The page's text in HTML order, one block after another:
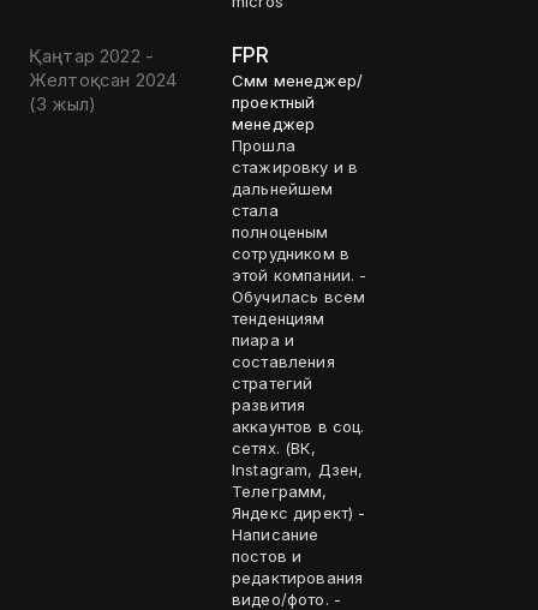
Қаңтар 2022 -
Желтоқсан 2024
(3 жыл)
FPR
Смм менеджер/
проектный
менеджер
Прошла
стажировку и в
дальнейшем
стала
полноценым
сотрудником в
этой компании. -
Обучилась всем
тенденциям
пиара и
составления
стратегий
развития
аккаунтов в соц.
сетях. (ВК,
Instagram, Дзен,
Телеграмм,
Яндекс директ) -
Написание
постов и
редактирования
видео/фото. -